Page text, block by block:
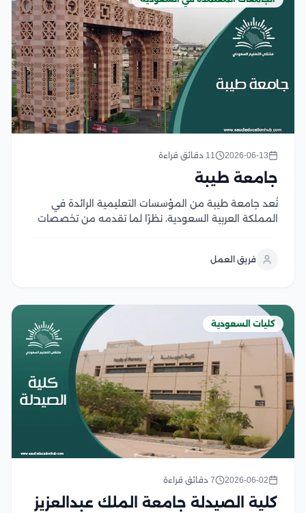
2026-06-13 11 دقائق قراءة
جامعة طيبة
تُعد جامعة طيبة من المؤسسات التعليمية الرائدة في
المملكة العربية السعودية، نظرًا لما تقدمه من تخصصات
طيبة العديد من الطلاب المهنيين الناجحين...
فريق العمل
كليات السعودية
2026-06-02 7 دقائق قراءة
كلية الصيدلة جامعة الملك عبدالعزيز